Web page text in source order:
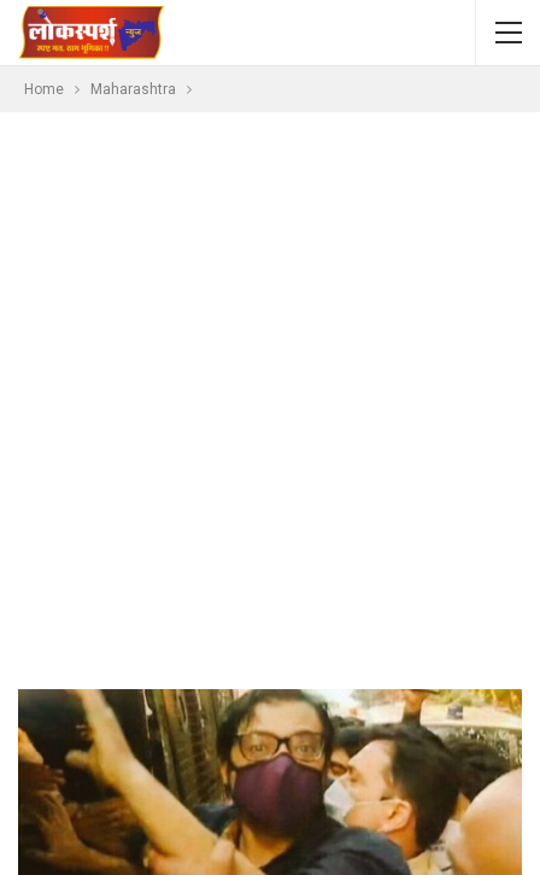
Home Maharashtra